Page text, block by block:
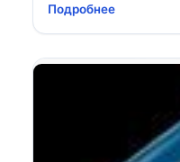
Подробнее